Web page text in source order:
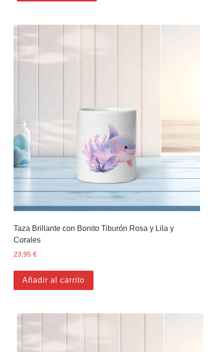
Taza Brillante con Bonito Tiburón Rosa y Lila y
Corales
23,95 €
Añadir al carrito